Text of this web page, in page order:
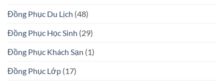
Đồng Phục Du Lịch (48)
Đồng Phục Học Sinh (29)
Đồng Phục Khách Sạn (1)
Đồng Phục Lớp (17)